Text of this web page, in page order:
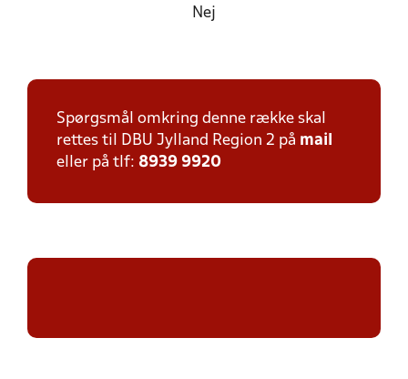
Nej
Spørgsmål omkring denne række skal
rettes til DBU Jylland Region 2 på mail
eller på tlf: 8939 9920